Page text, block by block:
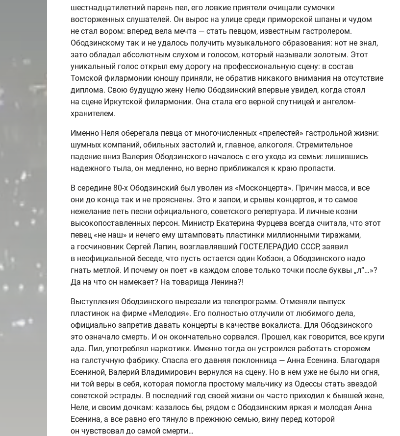
шестнадцатилетний парень пел, его ловкие приятели очищали сумочки
восторженных слушателей. Он вырос на улице среди приморской шпаны и чудом
не стал вором: вперед вела мечта — стать певцом, известным гастролером.
Ободзинскому так и не удалось получить музыкального образования: нот не знал,
зато обладал абсолютным слухом и голосом, который называли золотым. Этот
уникальный голос открыл ему дорогу на профессиональную сцену: в состав
Томской филармонии юношу приняли, не обратив никакого внимания на отсутствие
диплома. Свою будущую жену Нелю Ободзинский впервые увидел, когда стоял
на сцене Иркутской филармонии. Она стала его верной спутницей и ангелом-
хранителем.
Именно Неля оберегала певца от многочисленных «прелестей» гастрольной жизни:
шумных компаний, обильных застолий и, главное, алкоголя. Стремительное
падение вниз Валерия Ободзинского началось с его ухода из семьи: лишившись
надежного тыла, он медленно, но верно приближался к краю пропасти.
В середине 80-х Ободзинский был уволен из «Москонцерта». Причин масса, и все
они до конца так и не прояснены. Это и запои, и срывы концертов, и то самое
нежелание петь песни официального, советского репертуара. И личные козни
высокопоставленных персон. Министр Екатерина Фурцева всегда считала, что этот
певец «не наш» и нечего ему штамповать пластинки миллионными тиражами,
а госчиновник Сергей Лапин, возглавлявший ГОСТЕЛЕРАДИО СССР, заявил
в неофициальной беседе, что пусть остается один Кобзон, а Ободзинского надо
гнать метлой. И почему он поет «в каждом слове только точки после буквы „л“…»?
Да на что он намекает? На товарища Ленина?!
Выступления Ободзинского вырезали из телепрограмм. Отменяли выпуск
пластинок на фирме «Мелодия». Его полностью отлучили от любимого дела,
официально запретив давать концерты в качестве вокалиста. Для Ободзинского
это означало смерть. И он окончательно сорвался. Прошел, как говорится, все круги
ада. Пил, употреблял наркотики. Именно тогда он устроился работать сторожем
на галстучную фабрику. Спасла его давняя поклонница — Анна Есенина. Благодаря
Есениной, Валерий Владимирович вернулся на сцену. Но в нем уже не было ни огня,
ни той веры в себя, которая помогла простому мальчику из Одессы стать звездой
советской эстрады. В последний год своей жизни он часто приходил к бывшей жене,
Неле, и своим дочкам: казалось бы, рядом с Ободзинским яркая и молодая Анна
Есенина, а все равно его тянуло в прежнюю семью, вину перед которой
он чувствовал до самой смерти…